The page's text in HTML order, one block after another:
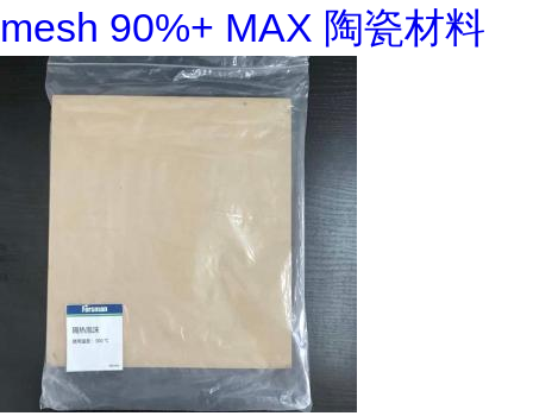
mesh 90%+ MAX 陶瓷材料